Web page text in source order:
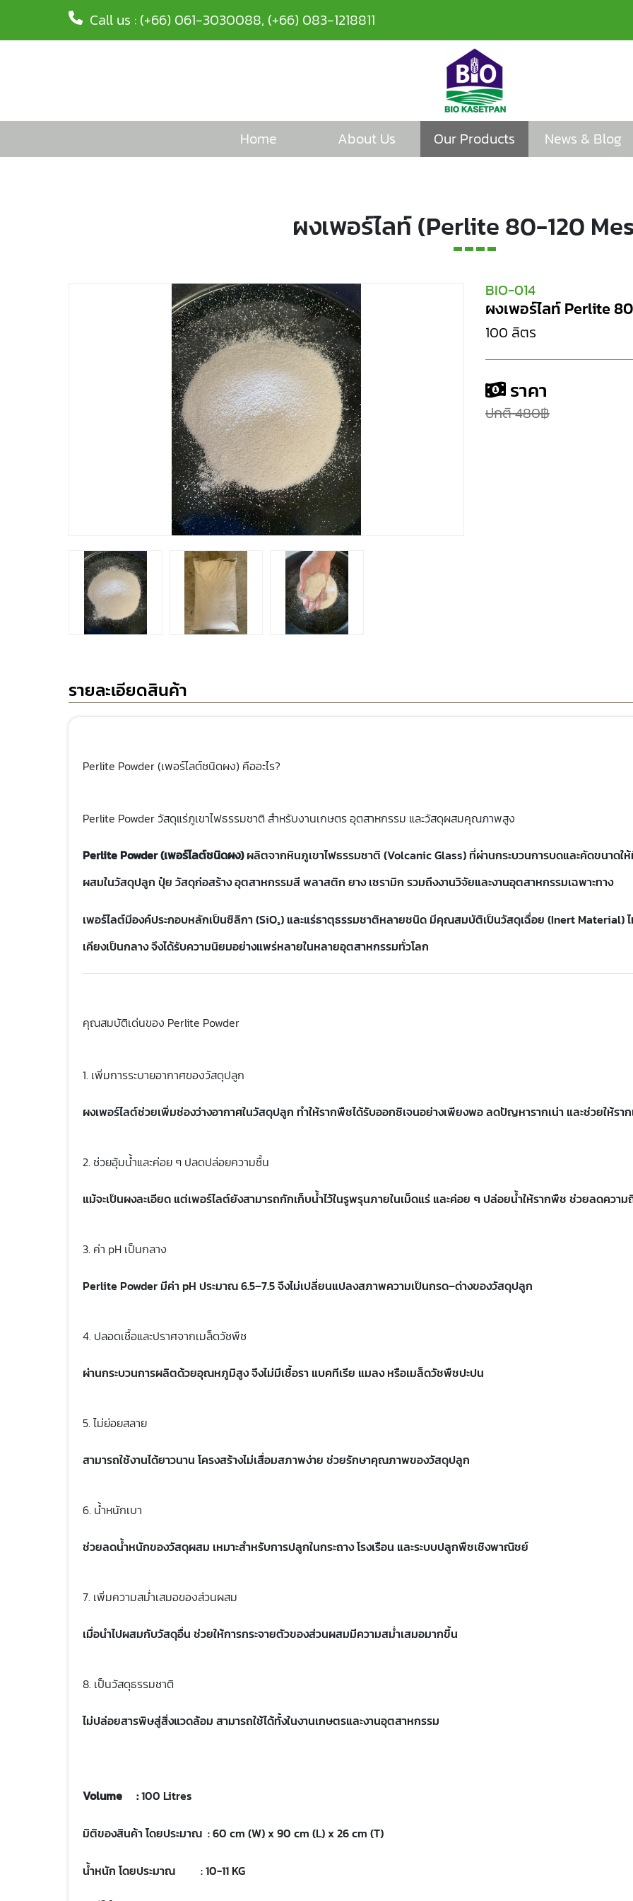
Call us : (+66) 061-3030088, (+66) 083-1218811
Home About Us Our Products News & Blog
ผงเพอร์ไลท์ (Perlite 80-120
BIO-014
ผงเพอร์ไลท์ Perlite
100 ลิตร
ราคา
ปกติ 480฿
รายละเอียดสินค้า
Perlite Powder (เพอร์ไลต์ชนิดผง) คืออะไร?
Perlite Powder วัสดุแร่ภูเขาไฟธรรมชาติ สำหรับงานเกษตร อุตสาหกรรม และวัสดุผสมคุณภาพสูง
Perlite Powder (เพอร์ไลต์ชนิดผง)ผลิตจากหินภูเขาไฟธรรมชาติ (Volcanic Glass) ที่ผ่านกระบวนการบดและคัดขนาดให้
ผสมในวัสดุปลูก ปุ๋ย วัสดุก่อสร้าง อุตสาหกรรมสี พลาสติก ยาง เซรามิก รวมถึงงานวิจัยและงานอุตสาหกรรมเฉพาะทาง
เพอร์ไลต์มีองค์ประกอบหลักเป็นซิลิกา (SiO₂) และแร่ธาตุธรรมชาติหลายชนิด มีคุณสมบัติเป็นวัสดุเฉื่อย (Inert Material)
เคียงเป็นกลาง จึงได้รับความนิยมอย่างแพร่หลายในหลายอุตสาหกรรมทั่วโลก
คุณสมบัติเด่นของ Perlite Powder
1. เพิ่มการระบายอากาศของวัสดุปลูก
ผงเพอร์ไลต์ช่วยเพิ่มช่องว่างอากาศในวัสดุปลูก ทำให้รากพืชได้รับออกซิเจนอย่างเพียงพอ ลดปัญหารากเน่า และช่วยให้รา
2. ช่วยอุ้มน้ำและค่อย ๆ ปลดปล่อยความชื้น
แม้จะเป็นผงละเอียด แต่เพอร์ไลต์ยังสามารถกักเก็บน้ำไว้ในรูพรุนภายในเม็ดแร่ และค่อย ๆ ปล่อยน้ำให้รากพืช ช่วยลดความ
3. ค่า pH เป็นกลาง
Perlite Powder มีค่า pH ประมาณ 6.5–7.5 จึงไม่เปลี่ยนแปลงสภาพความเป็นกรด–ด่างของวัสดุปลูก
4. ปลอดเชื้อและปราศจากเมล็ดวัชพืช
ผ่านกระบวนการผลิตด้วยอุณหภูมิสูง จึงไม่มีเชื้อรา แบคทีเรีย แมลง หรือเมล็ดวัชพืชปะปน
5. ไม่ย่อยสลาย
สามารถใช้งานได้ยาวนาน โครงสร้างไม่เสื่อมสภาพง่าย ช่วยรักษาคุณภาพของวัสดุปลูก
6. น้ำหนักเบา
ช่วยลดน้ำหนักของวัสดุผสม เหมาะสำหรับการปลูกในกระถาง โรงเรือน และระบบปลูกพืชเชิงพาณิชย์
7. เพิ่มความสม่ำเสมอของส่วนผสม
เมื่อนำไปผสมกับวัสดุอื่น ช่วยให้การกระจายตัวของส่วนผสมมีความสม่ำเสมอมากขึ้น
8. เป็นวัสดุธรรมชาติ
ไม่ปล่อยสารพิษสู่สิ่งแวดล้อม สามารถใช้ได้ทั้งในงานเกษตรและงานอุตสาหกรรม
Volume :100 Litres
มิติของสินค้า โดยประมาณ : 60 cm (W) x 90 cm (L) x 26 cm (T)
น้ำหนัก โดยประมาณ : 10-11 KG